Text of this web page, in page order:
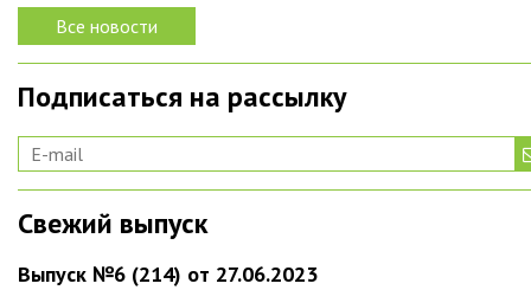
Все новости
Подписаться на рассылку
Свежий выпуск
Выпуск №6 (214) от 27.06.2023